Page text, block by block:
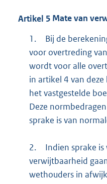
Artikel 5 Mate van
1.
Bij de
voor overtreding
wordt voor alle
in artikel 4 van
het vastgestelde
Deze
sprake is van
2.
Indien sprake
verwijtbaarheid
wethouders in